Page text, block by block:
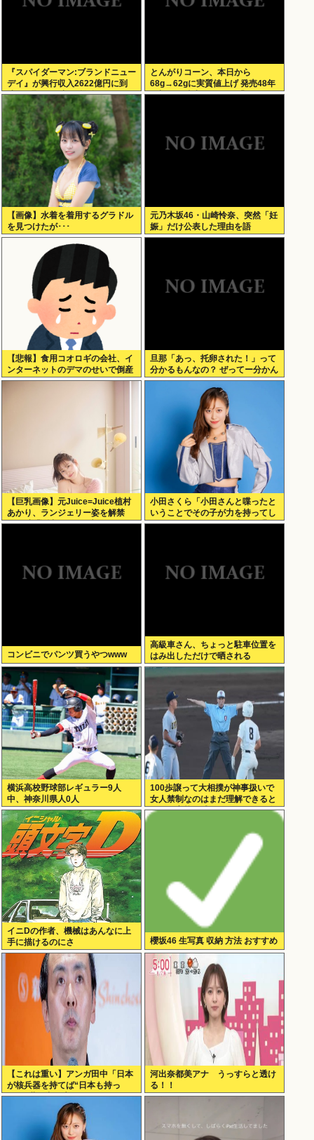
『スパイダーマン:ブランドニュー
デイ』が興行収入2622億円に到
達！2週目も好調に推移へ
とんがりコーン、本日から
68g→62gに実質値上げ 発売48年
で初の箱縮小 メーカー「CO2も
【画像】水着を着用するグラドル
を見つけたが･･･
元乃木坂46・山崎怜奈、突然「妊
娠」だけ公表した理由を語
る！！！
【悲報】食用コオロギの会社、イ
ンターネットのデマのせいで倒産
へ
旦那「あっ、托卵された！」って
分かるもんなの？ ぜってー分かん
ないだろ。
【巨乳画像】元Juice=Juice植村
あかり、ランジェリー姿を解禁
www卒業後初フォトブックで
小田さくら「小田さんと喋ったと
いうことでその子が力を持ってし
まわないように、研修生とは喋ら
コンビニでパンツ買うやつwww
高級車さん、ちょっと駐車位置を
はみ出しただけで晒される
wwwWwwWWw
横浜高校野球部レギュラー9人
中、神奈川県人0人
100歩譲って大相撲が神事扱いで
女人禁制なのはまだ理解できると
して、高校野球のグラウンドが女
イニDの作者、機械はあんなに上
手に描けるのにさ
櫻坂46 生写真 収納 方法 おすすめ
【これは重い】アンガ田中「日本
が核兵器を持てば“日本も持っ
た”と世界中に広がる」
河出奈都美アナ うっすらと透け
る！！